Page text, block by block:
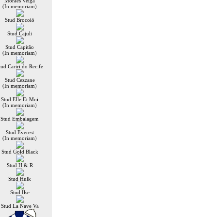
(In memoriam)
Stud Brocoió
Stud Cajuli
Stud Capitão
(In memoriam)
Cariri do Recife
Stud Cezzane
(In memoriam)
Stud Elle Et Moi
(In memoriam)
Stud Embalagem
Stud Everest
(In memoriam)
Stud Gold Black
Stud H & R
Stud Hulk
Stud Ilse
Stud La Nave Va